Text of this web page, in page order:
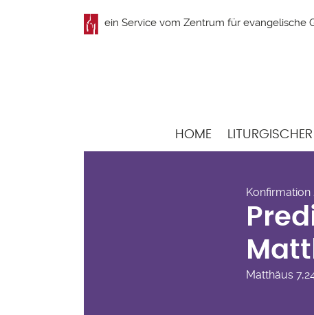
ein Service vom Zentrum für evangelische
Hauptnavigation
HOME
Konfirmation
Matthäus